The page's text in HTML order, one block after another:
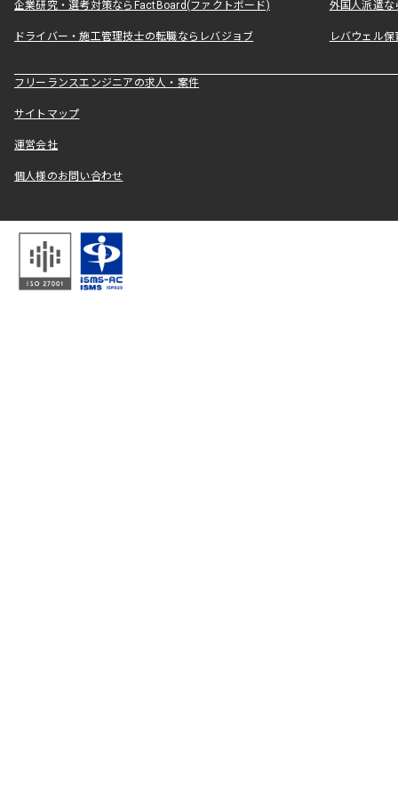
企業研究・選考対策ならFactBoard(ファクトボード) 外国人派遣な
ドライバー・施工管理技士の転職ならレバジョブ レバウェル
フリーランスエンジニアの求人・案件
サイトマップ
運営会社
個人様のお問い合わせ